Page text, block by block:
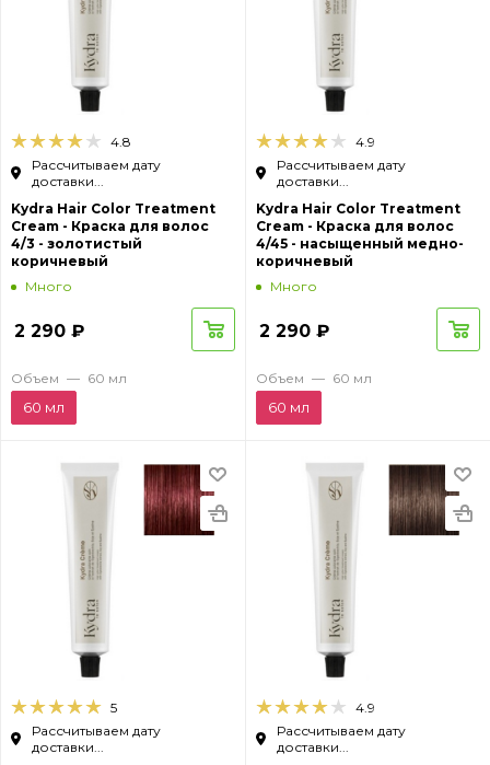
4.8
Рассчитываем дату
доставки...
Kydra Hair Color Treatment
Cream - Краска для волос
4/3 - золотистый
коричневый
Много
2 290 ₽
Объем — 60 мл
60 мл
4.9
Рассчитываем дату
доставки...
Kydra Hair Color Treatment
Cream - Краска для волос
4/45 - насыщенный медно-
коричневый
Много
2 290 ₽
Объем — 60 мл
60 мл
5
Рассчитываем дату
доставки...
4.9
Рассчитываем дату
доставки...